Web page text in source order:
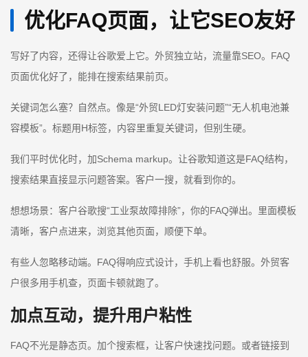
优化FAQ页面，让它SEO友好
写好了内容，还得让谷歌爱上它。外贸独立站，流量靠SEO。FAQ
页面优化好了，能排在搜索结果前页。
关键词怎么塞？自然点。像是“外贸LED灯安装问题”“无人机电池兼
容模板”。标题用H标签，内容里重复关键词，但别生硬。
我们平时优化时，加Schema markup。让谷歌知道这是FAQ结构，
搜索结果直接显示问题答案。客户一搜，就看到你的。
想想场景：客户谷歌搜“工业泵故障排除”，你的FAQ弹出。里面模板
清晰，客户点进来，浏览其他页面，顺便下单。
有些人忽略移动端。FAQ得响应式设计，手机上看也舒服。外贸客
户很多用手机查，页面卡顿就跑了。
加点互动，提升用户粘性
FAQ不光是静态页。加个搜索框，让客户快速找问题。或者链接到